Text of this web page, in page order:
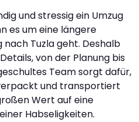
und stressig ein Umzug
es um eine längere
Tuzla geht. Deshalb
von der Planung bis
Team sorgt dafür,
und transportiert
Wert auf eine
Habseligkeiten.